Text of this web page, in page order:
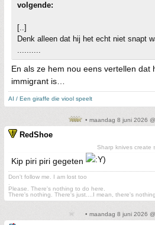
volgende:
[..]
Denk alleen dat hij het echt niet snapt
..........
En als ze hem nou eens vertellen dat
immigrant is…
AI / Een giraffe die viool speelt
• maandag 8 juni 2026
RedShoe
Sharp knives create
Kip piri piri gegeten
Don't follow me. I am lost too
Please. There's nothing to do here.
There's nothing. There's just....I mean, there's nothing.
• maandag 8 juni 2026